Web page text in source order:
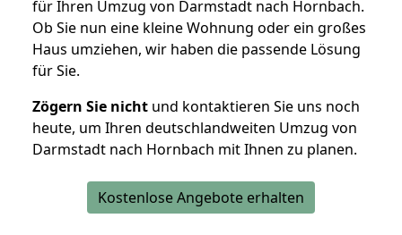
für Ihren Umzug von Darmstadt nach Hornbach.
Ob Sie nun eine kleine Wohnung oder ein großes
Haus umziehen, wir haben die passende Lösung
für Sie.
Zögern Sie nicht und kontaktieren Sie uns noch
heute, um Ihren deutschlandweiten Umzug von
Darmstadt nach Hornbach mit Ihnen zu planen.
Kostenlose Angebote erhalten